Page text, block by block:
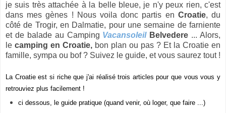
je suis très attachée à la belle bleue, je n'y peux rien, c'est
dans mes gènes ! Nous voila donc partis en Croatie, du
côté de Trogir, en Dalmatie, pour une semaine de farniente
et de balade au Camping VacansoleilBelvedere ... Alors,
le camping en Croatie, bon plan ou pas ? Et la Croatie en
famille, sympa ou bof ? Suivez le guide, et vous saurez tout !
La Croatie est si riche que j'ai réalisé trois articles pour que vous vous y
retrouviez plus facilement !
ci dessous, le guide pratique (quand venir, où loger, que faire ...)